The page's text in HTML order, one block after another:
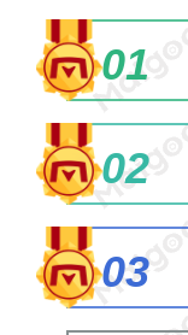
01
02
03